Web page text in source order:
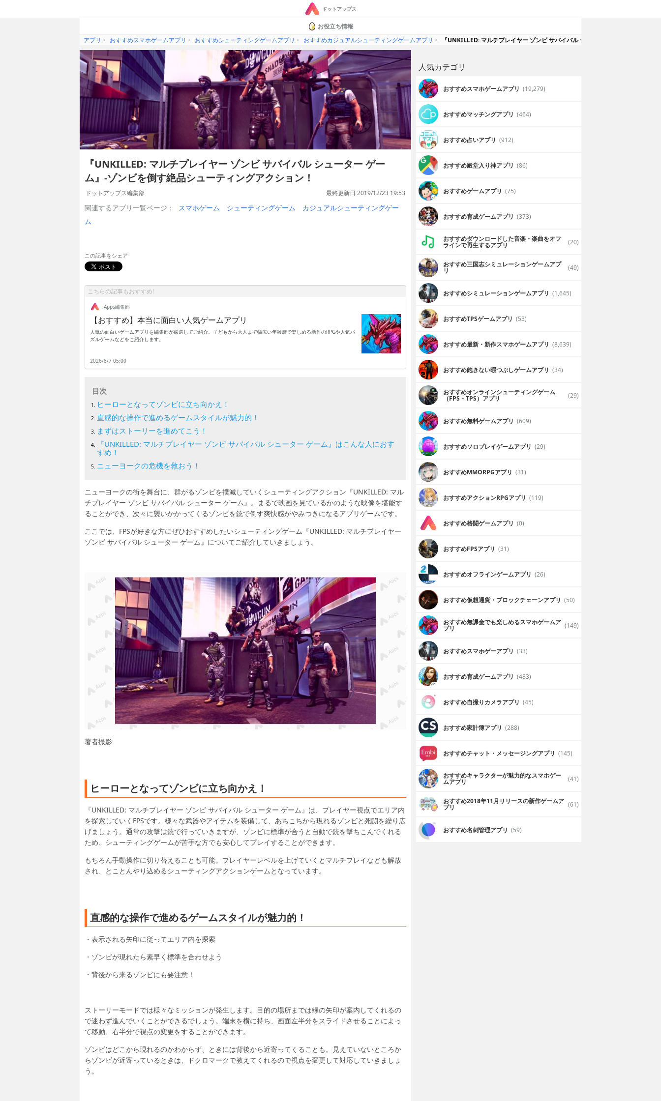
ドットアップス
お役立ち情報
アプリ
おすすめスマホゲームアプリ おすすめシューティングゲームアプリ おすすめカジュアルシューティングゲームアプリ 『UNKILLED: マルチプレイヤー ゾンビ サバイバル シューター ゲーム』-ゾンビ
『UNKILLED: マルチプレイヤー ゾンビ サバイバル シューター ゲー
ム』-ゾンビを倒す絶品シューティングアクション！
ドットアップス編集部 最終更新日 2019/12/23 19:53
関連するアプリ一覧ページ： スマホゲーム シューティングゲーム
カジュアルシューティングゲー
ム
この記事をシェア
こちらの記事もおすすめ!
.Apps編集部
【おすすめ】本当に面白い人気ゲームアプリ
人気の面白いゲームアプリを編集部が厳選してご紹介。子どもから大人まで幅広い年齢層で楽しめる新作のRPGや人気パ
ズルゲームなどをご紹介します。
2026/8/7 05:00
目次
ヒーローとなってゾンビに立ち向かえ！
直感的な操作で進めるゲームスタイルが魅力的！
まずはストーリーを進めてこう！
『UNKILLED: マルチプレイヤー ゾンビ サバイバル シューター ゲーム』はこんな人におす
すめ！
ニューヨークの危機を救おう！
ニューヨークの街を舞台に、群がるゾンビを撲滅していくシューティングアクション『UNKILLED: マル
チプレイヤー ゾンビ サバイバル シューター ゲーム』。まるで映画を見ているかのような映像を堪能す
ることができ、次々に襲いかかってくるゾンビを銃で倒す爽快感がやみつきになるアプリゲームです。
ここでは、FPSが好きな方にぜひおすすめしたいシューティングゲーム『UNKILLED: マルチプレイヤー
ゾンビ サバイバル シューター ゲーム』についてご紹介していきましょう。
著者撮影
ヒーローとなってゾンビに立ち向かえ！
『UNKILLED: マルチプレイヤー ゾンビ サバイバル シューター ゲーム』は、プレイヤー視点でエリア内
を探索していくFPSです。様々な武器やアイテムを装備して、あちこちから現れるゾンビと死闘を繰り広
げましょう。通常の攻撃は銃で行っていきますが、ゾンビに標準が合うと自動で銃を撃ちこんでくれる
ため、シューティングゲームが苦手な方でも安心してプレイすることができます。
もちろん手動操作に切り替えることも可能。プレイヤーレベルを上げていくとマルチプレイなども解放
され、とことんやり込めるシューティングアクションゲームとなっています。
直感的な操作で進めるゲームスタイルが魅力的！
・表示される矢印に従ってエリア内を探索
・ゾンビが現れたら素早く標準を合わせよう
・背後から来るゾンビにも要注意！
ストーリーモードでは様々なミッションが発生します。目的の場所までは緑の矢印が案内してくれるの
で迷わず進んでいくことができるでしょう。端末を横に持ち、画面左半分をスライドさせることによっ
て移動、右半分で視点の変更をすることができます。
ゾンビはどこから現れるのかわからず、ときには背後から近寄ってくることも。見えていないところか
らゾンビが近寄っているときは、ドクロマークで教えてくれるので視点を変更して対応していきましょ
う。
人気カテゴリ
おすすめスマホゲームアプリ (19,279)
おすすめマッチングアプリ (464)
おすすめ占いアプリ (912)
おすすめ殿堂入り神アプリ (86)
おすすめゲームアプリ (75)
おすすめ育成ゲームアプリ (373)
おすすめダウンロードした音楽・楽曲をオフ
ラインで再生するアプリ (20)
おすすめ三国志シミュレーションゲームアプ
リ (49)
おすすめシミュレーションゲームアプリ (1,645)
おすすめTPSゲームアプリ (53)
おすすめ最新・新作スマホゲームアプリ (8,639)
おすすめ飽きない暇つぶしゲームアプリ (34)
おすすめオンラインシューティングゲーム
（FPS・TPS）アプリ (29)
おすすめ無料ゲームアプリ (609)
おすすめソロプレイゲームアプリ (29)
おすすめ MMORPGアプリ (31)
おすすめアクションRPGアプリ (119)
おすすめ格闘ゲームアプリ (0)
おすすめFPSアプリ (31)
おすすめオフラインゲームアプリ (26)
おすすめ仮想通貨・ブロックチェーンアプリ (50)
おすすめ無課金でも楽しめるスマホゲームア
プリ (149)
おすすめスマホゲーアプリ (33)
おすすめ育成ゲームアプリ (483)
おすすめ自撮りカメラアプリ (45)
おすすめ家計簿アプリ (288)
おすすめチャット・メッセージングアプリ (145)
おすすめキャラクターが魅力的なスマホゲー
ムアプリ (41)
おすすめ2018年11月リリースの新作ゲームア
プリ (61)
おすすめ名刺管理アプリ (59)